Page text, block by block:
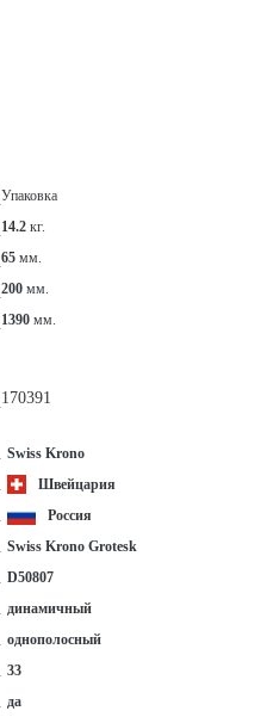
Упаковка
14.2 кг.
65 мм.
200 мм.
1390 мм.
170391
Swiss Krono
Швейцария
Россия
Swiss Krono Grotesk
D50807
динамичный
однополосный
33
да